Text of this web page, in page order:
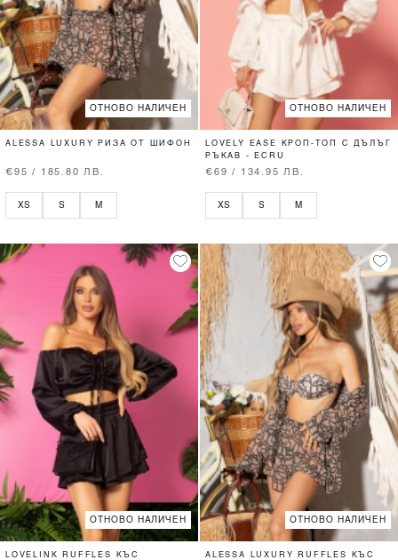
ОТНОВО НАЛИЧЕН
ALESSA LUXURY РИЗА ОТ ШИФОН
€95 / 185.80 ЛВ.
XS S M
ОТНОВО НАЛИЧЕН
LOVELY EASE КРОП-ТОП С ДЪЛЪГ
РЪКАВ - ECRU
€69 / 134.95 ЛВ.
XS S M
ОТНОВО НАЛИЧЕН
LOVELINK RUFFLES КЪС
ОТНОВО НАЛИЧЕН
ALESSA LUXURY RUFFLES КЪС